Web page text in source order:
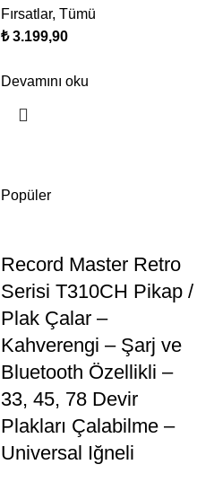
Fırsatlar, Tümü
₺
Devamını oku
Popüler
Record Master Retro
Serisi T310CH Pikap /
Plak Çalar –
Kahverengi – Şarj ve
Bluetooth Özellikli –
33, 45, 78 Devir
Plakları Çalabilme –
Universal Iğneli